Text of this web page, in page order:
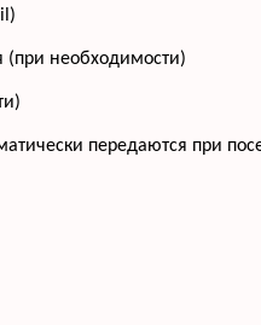
(при необходимости)
передаются при